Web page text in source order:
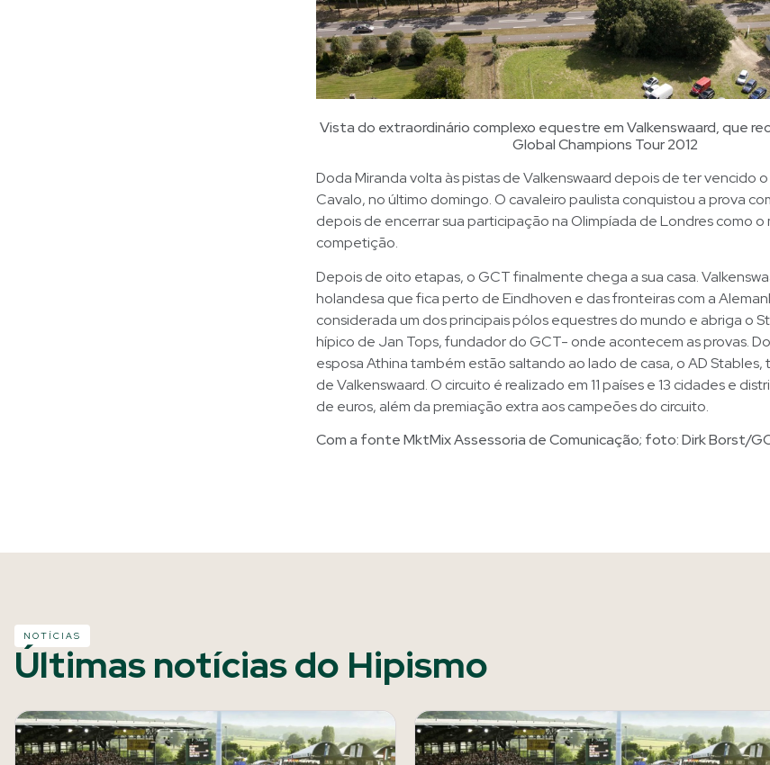
Vista do extraordinário complexo equestre em Valkenswaard, que
Global Champions Tour 2012
Doda Miranda volta às pistas de Valkenswaard depois de ter vencido
Cavalo, no último domingo. O cavaleiro paulista conquistou a prova
depois de encerrar sua participação na Olimpíada de Londres como o
competição.
Depois de oito etapas, o GCT finalmente chega a sua casa.
holandesa que fica perto de Eindhoven e das fronteiras com a
considerada um dos principais pólos equestres do mundo e abriga o
hípico de Jan Tops, fundador do GCT- onde acontecem as provas.
esposa Athina também estão saltando ao lado de casa, o AD Stables,
de Valkenswaard. O circuito é realizado em 11 países e 13 cidades e
de euros, além da premiação extra aos campeões do circuito.
Com a fonte MktMix Assessoria de Comunicação; foto: Dirk Borst/
NOTÍCIAS
Últimas notícias do Hipismo